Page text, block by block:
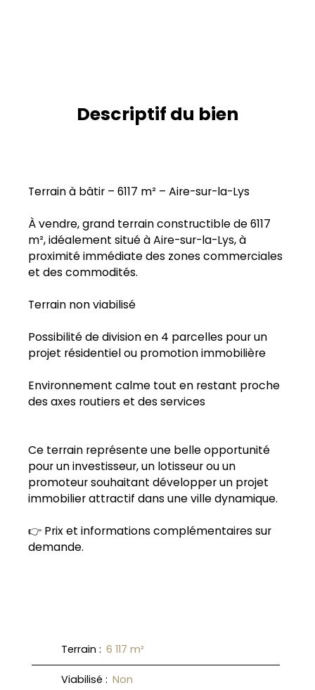
Descriptif du bien
Terrain à bâtir – 6117 m² – Aire-sur-la-Lys
À vendre, grand terrain constructible de 6117
m², idéalement situé à Aire-sur-la-Lys, à
proximité immédiate des zones commerciales
et des commodités.
Terrain non viabilisé
Possibilité de division en 4 parcelles pour un
projet résidentiel ou promotion immobilière
Environnement calme tout en restant proche
des axes routiers et des services
Ce terrain représente une belle opportunité
pour un investisseur, un lotisseur ou un
promoteur souhaitant développer un projet
immobilier attractif dans une ville dynamique.
👉 Prix et informations complémentaires sur
demande.
Terrain : 6 117 m²
Viabilisé : Non